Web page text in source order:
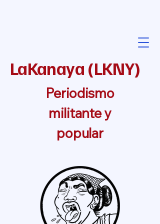
LaKanaya (LKNY)
Periodismo
militante y
popular